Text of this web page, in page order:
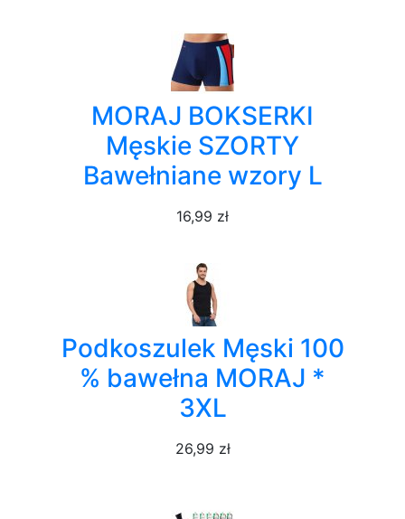
MORAJ BOKSERKI
Męskie SZORTY
Bawełniane wzory L
16,99 zł
Podkoszulek Męski 100
% bawełna MORAJ *
3XL
26,99 zł